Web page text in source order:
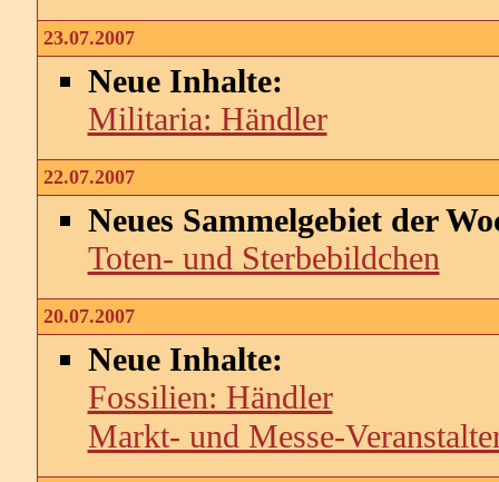
23.07.2007
Neue Inhalte:
Militaria: Händler
22.07.2007
Neues Sammelgebiet der
Toten- und Sterbebildchen
20.07.2007
Neue Inhalte:
Fossilien: Händler
Markt- und Messe-